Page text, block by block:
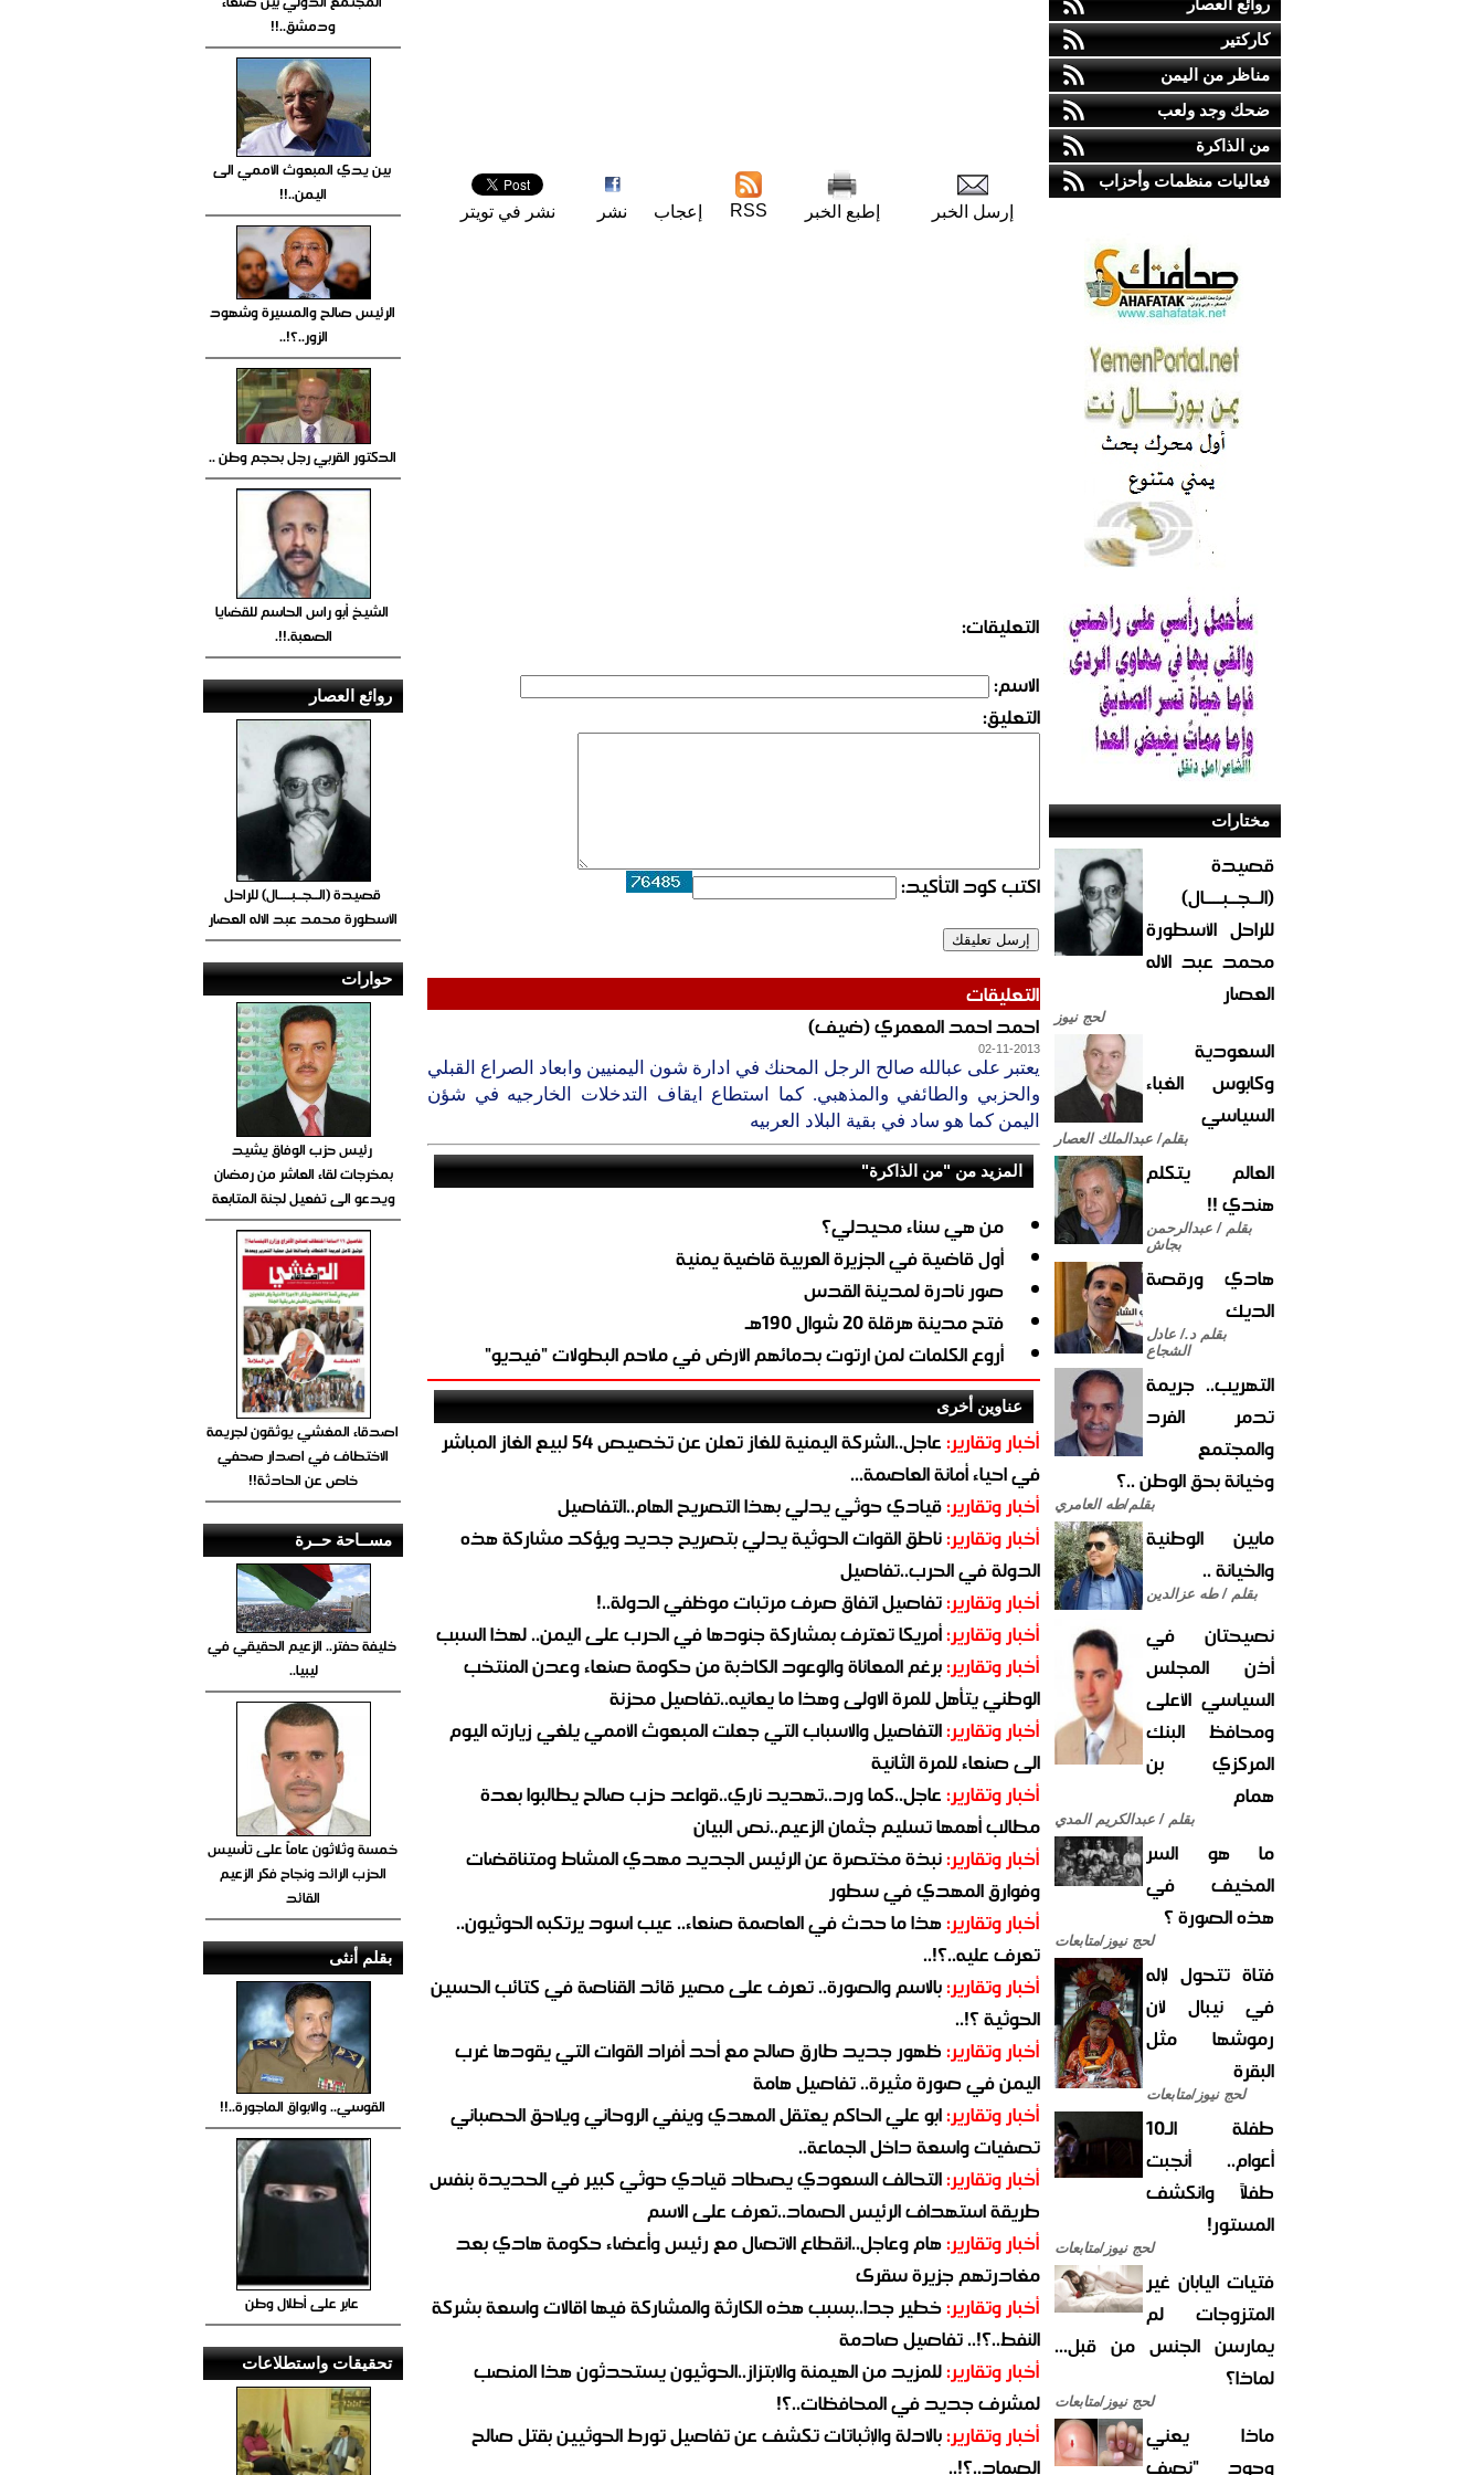
روائع العصار
كاركتير
مناظر من اليمن
ضحك وجد ولعب
من الذاكرة
فعاليات منظمات وأحزاب
مختارات
قصيدة
(الــجــبــــال)
للراحل الأسطورة
محمد عبد الاله
العصار
لحج نيوز
السعودية
وكابوس الغباء
السياسي
بقلم/ عبدالملك العصار
العالم يتكلم
هندي !!
بقلم / عبدالرحمن
بجاش
هادي ورقصة
الديك
بقلم د./ عادل
الشجاع
التهريب.. جريمة
تدمر الفرد
والمجتمع
وخيانة بحق الوطن ..؟
بقلم/طه العامري
مابين الوطنية
والخيانة ..
بقلم / طه عزالدين
نصيحتان في
أذن المجلس
السياسي الأعلى
ومحافظ البنك
المركزي بن
همام
بقلم / عبدالكريم المدي
ما هو السر
المخيف في
هذه الصورة ؟
لحج نيوز/متابعات
فتاة تتحول لإله
في نيبال لأن
رموشها مثل
البقرة
لحج نيوز/متابعات
طفلة الـ10
أعوام.. أنجبت
طفلاً وانكشف
المستور!
لحج نيوز/متابعات
فتيات اليابان غير
المتزوجات لم
يمارسن الجنس من قبل...
لماذا؟
لحج نيوز/متابعات
ماذا يعني
وجود "نصف
إرسل الخبر إطبع الخبر RSS إعجاب نشر نشر في تويتر
التعليقات:
الاسم:
التعليق:
اكتب كود التأكيد:
التعليقات
احمد احمد المعمري (ضيف)
02-11-2013
يعتبر على عبالله صالح الرجل المحنك في ادارة شون اليمنيين وابعاد الصراع القبلي
والحزبي والطائفي والمذهبي. كما استطاع ايقاف التدخلات الخارجيه في شؤن
اليمن كما هو ساد في بقية البلاد العربيه
المزيد من "من الذاكرة"
من هي سناء محيدلي؟
أول قاضية في الجزيرة العربية قاضية يمنية
صور نادرة لمدينة القدس
فتح مدينة هرقلة 20 شوال 190هـ
أروع الكلمات لمن ارتوت بدمائهم الأرض في ملاحم البطولات "فيديو"
عناوين أخرى
أخبار وتقارير:
عاجل..الشركة اليمنية للغاز تعلن عن تخصيص 54 لبيع الغاز المباشر
في احياء أمانة العاصمة...
أخبار وتقارير:قيادي حوثي يدلي بهذا التصريح الهام..التفاصيل
أخبار وتقارير:ناطق القوات الحوثية يدلي بتصريح جديد ويؤكد مشاركة هذه
الدولة في الحرب..تفاصيل
أخبار وتقارير:تفاصيل اتفاق صرف مرتبات موظفي الدولة..!
أخبار وتقارير:أمريكا تعترف بمشاركة جنودها في الحرب على اليمن.. لهذا السبب
أخبار وتقارير:برغم المعاناة والوعود الكاذبة من حكومة صنعاء وعدن المنتخب
الوطني يتأهل للمرة الاولى وهذا ما يعانيه..تفاصيل محزنة
أخبار وتقارير:التفاصيل والاسباب التي جعلت المبعوث الأممي يلغي زيارته اليوم
الى صنعاء للمرة الثانية
أخبار وتقارير:عاجل..كما ورد..تهديد ناري..قواعد حزب صالح يطالبوا بعدة
مطالب أهمها تسليم جثمان الزعيم..نص البيان
أخبار وتقارير:نبذة مختصرة عن الرئيس الجديد مهدي المشاط ومتناقضات
وفوارق المهدي في سطور
أخبار وتقارير:هذا ما حدث في العاصمة صنعاء.. عيب اسود يرتكبه الحوثيون..
تعرف عليه..؟!..
أخبار وتقارير:بالاسم والصورة.. تعرف على مصير قائد القناصة في كتائب الحسين
الحوثية ؟!..
أخبار وتقارير:ظهور جديد طارق صالح مع أحد أفراد القوات التي يقودها غرب
اليمن في صورة مثيرة.. تفاصيل هامة
أخبار وتقارير:ابو علي الحاكم يعتقل المهدي وينفي الروحاني ويلاحق الحصباني
تصفيات واسعة داخل الجماعة..
أخبار وتقارير:التحالف السعودي يصطاد قيادي حوثي كبير في الحديدة بنفس
طريقة استهداف الرئيس الصماد..تعرف على الاسم
أخبار وتقارير:هام وعاجل..انقطاع الاتصال مع رئيس وأعضاء حكومة هادي بعد
مغادرتهم جزيرة سقرى
أخبار وتقارير:خطير جدا..بسبب هذه الكارثة والمشاركة فيها اقالات واسعة بشركة
النفط..؟!.. تفاصيل صادمة
أخبار وتقارير:للمزيد من الهيمنة والابتزاز..الحوثيون يستحدثون هذا المنصب
لمشرف جديد في المحافظات..؟!
أخبار وتقارير:بالادلة والإثباتات تكشف عن تفاصيل تورط الحوثيين بقتل صالح
الصماد..؟!..
ودمشق..!!
بين يدي المبعوث الأممي الى
اليمن..!!
الرئيس صالح والمسيرة وشهود
الزور..؟!..
الدكتور القربي رجل بحجم وطن ..
الشيخ أبو راس الحاسم للقضايا
الصعبة.!!.
روائع العصار
قصيدة (الــجــبــــال) للراحل
الأسطورة محمد عبد الاله العصار
حوارات
رئيس حزب الوفاق يشيد
بمخرجات لقاء العاشر من رمضان
ويدعو الى تفعيل لجنة المتابعة
اصدقاء المغشي يوثقون لجريمة
الاختطاف في اصدار صحفي
خاص عن الحادثة!!
مســاحة حــرة
خليفة حفتر.. الزعيم الحقيقي في
ليبيا..
خمسة وثلاثون عاماً على تأسيس
الحزب الرائد ونجاح فكر الزعيم
القائد
بقلم أنثى
القوسي.. والابواق الماجورة..!!
عابر على أطلال وطن
تحقيقات واستطلاعات